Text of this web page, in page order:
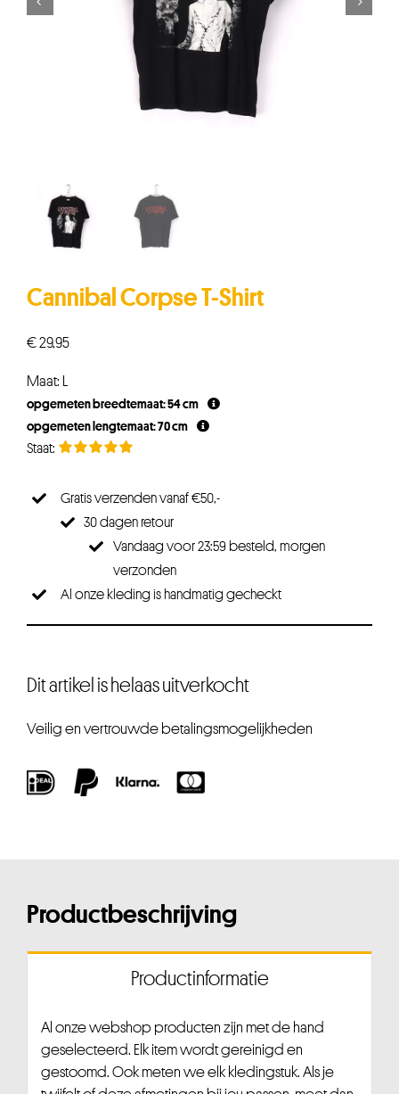
Cannibal Corpse T-Shirt
€29,95
Maat: L
opgemeten breedtemaat: 54 cm
opgemeten lengtemaat: 70 cm
Gratis verzenden vanaf €50,-
30 dagen retour
Vandaag voor 23:59 besteld, morgen
verzonden
Al onze kleding is handmatig gecheckt
Dit artikel is helaas uitverkocht
Veilig en vertrouwde betalingsmogelijkheden
Productbeschrijving
Productinformatie
Al onze webshop producten zijn met de hand
geselecteerd. Elk item wordt gereinigd en
gestoomd. Ook meten we elk kledingstuk. Als je